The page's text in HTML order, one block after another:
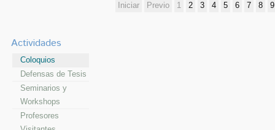
Iniciar Previo 1 2 3 4 5 6 7 8 9
Actividades
Coloquios
Defensas de Tesis
Seminarios y
Workshops
Profesores